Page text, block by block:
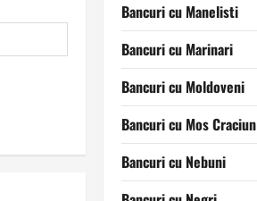
Bancuri cu Manelisti
Bancuri cu Marinari
Bancuri cu Moldoveni
Bancuri cu Mos Craciun
Bancuri cu Nebuni